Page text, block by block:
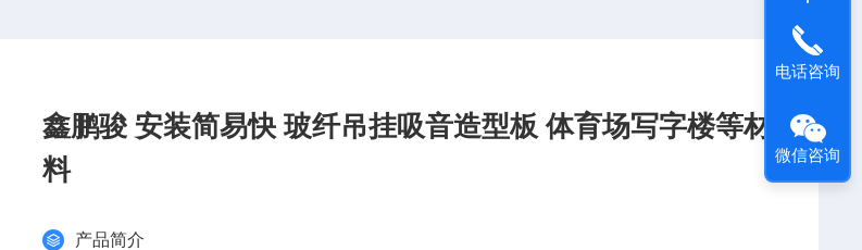
鑫鹏骏 安装简易快 玻纤吊挂吸音造型板 体育场写字楼等材
料
产品简介
电话咨询
微信咨询